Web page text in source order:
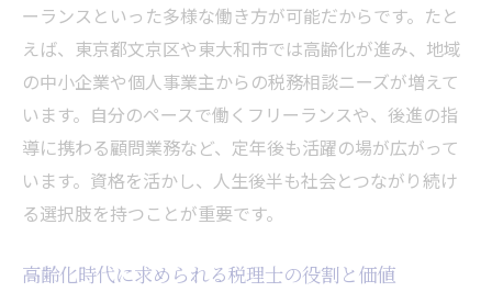
税理士が一生働き続けられる理由と背景
年齢を重ねても求められる税理士の専門性
税理士の定年制度と現役続行の選択肢
税理士を続ける上で大切な心構えとは
税理士業界の高齢化から見る生涯現役の実
態
ーランスといった多様な働き方が可能だからです。たと
えば、東京都文京区や東大和市では高齢化が進み、地域
の中小企業や個人事業主からの税務相談ニーズが増えて
います。自分のペースで働くフリーランスや、後進の指
導に携わる顧問業務など、定年後も活躍の場が広がって
います。資格を活かし、人生後半も社会とつながり続け
る選択肢を持つことが重要です。
高齢化時代に求められる税理士の役割と価値